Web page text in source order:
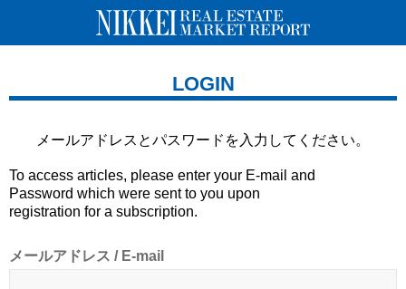
LOGIN
メールアドレスとパスワードを 入力してください。
To access articles, please enter your E-mail and
Password which were sent to you upon
registration for a subscription.
メールアドレス / E-mail